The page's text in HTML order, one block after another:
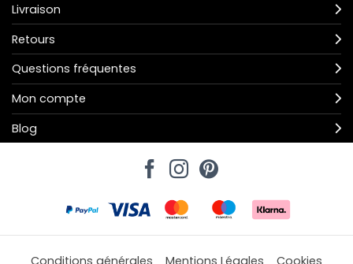
Livraison
Retours
Questions fréquentes
Mon compte
Blog
Conditions générales Mentions Légales Cookies